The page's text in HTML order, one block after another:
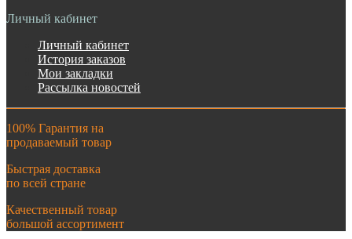
Личный кабинет
Личный кабинет
История заказов
Мои закладки
Рассылка новостей
100% Гарантия на
продаваемый товар
Быстрая доставка
по всей стране
Качественный товар
большой ассортимент